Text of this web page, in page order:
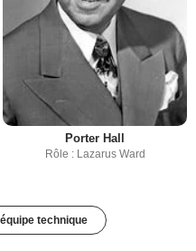
Porter Hall
Rôle : Lazarus Ward
technique